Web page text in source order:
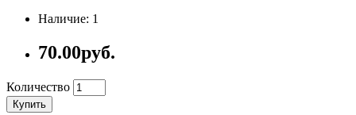
Наличие: 1
70.00руб.
Количество
Купить